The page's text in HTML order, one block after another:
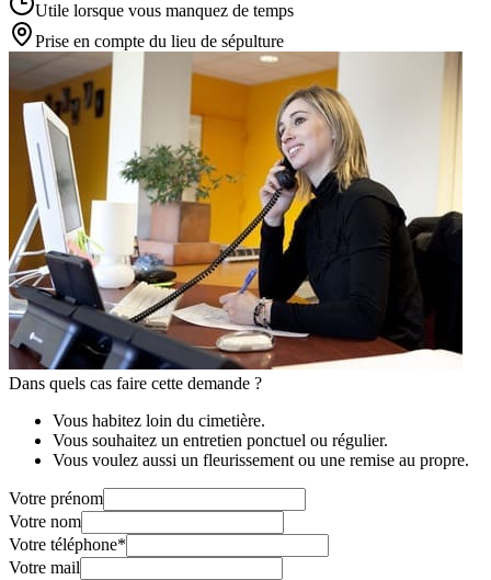
Utile lorsque vous manquez de temps
Prise en compte du lieu de sépulture
Dans quels cas faire cette demande ?
Vous habitez loin du cimetière.
Vous souhaitez un entretien ponctuel ou régulier.
Vous voulez aussi un fleurissement ou une remise au propre.
Votre prénom
Votre nom
Votre téléphone*
Votre mail